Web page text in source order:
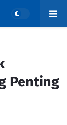
Penting